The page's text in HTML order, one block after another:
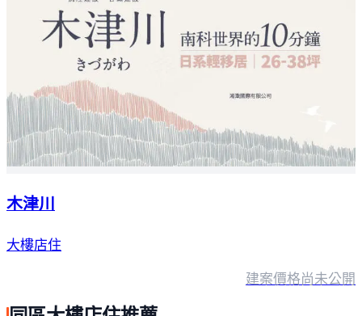
木津川
大樓店住
建案價格尚未公開